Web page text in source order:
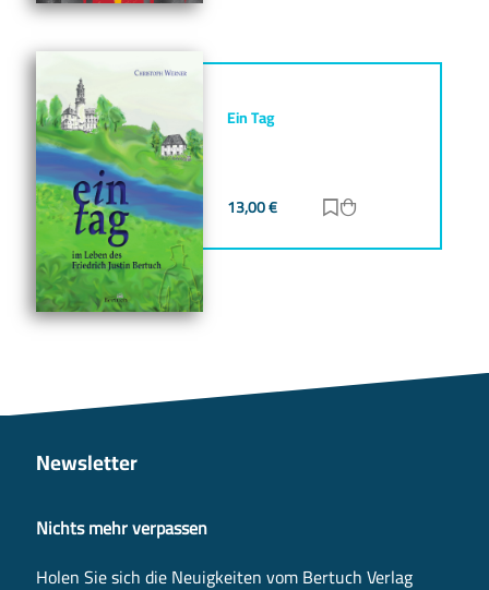
Ein Tag
13,00€ Zur Merkliste
Newsletter
Nichts mehr verpassen
Holen Sie sich die Neuigkeiten vom Bertuch Verlag